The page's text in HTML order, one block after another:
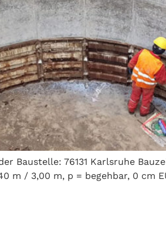
Baustelle: 76131 Karlsruhe
m / 3,00 m, p = begehbar, 0 cm